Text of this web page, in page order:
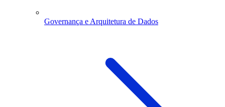
Governança e Arquitetura de Dados